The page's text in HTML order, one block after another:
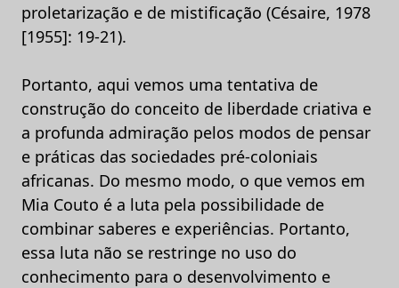
proletarização e de mistificação (Césaire, 1978
[1955]: 19-21).
Portanto, aqui vemos uma tentativa de
construção do conceito de liberdade criativa e
a profunda admiração pelos modos de pensar
e práticas das sociedades pré-coloniais
africanas. Do mesmo modo, o que vemos em
Mia Couto é a luta pela possibilidade de
combinar saberes e experiências. Portanto,
essa luta não se restringe no uso do
conhecimento para o desenvolvimento e